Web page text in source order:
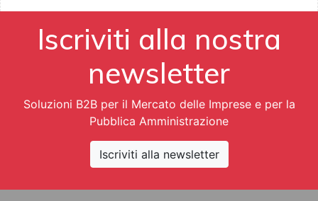
Iscriviti alla nostra
newsletter
Soluzioni B2B per il Mercato delle Imprese e per la
Pubblica Amministrazione
Iscriviti alla newsletter